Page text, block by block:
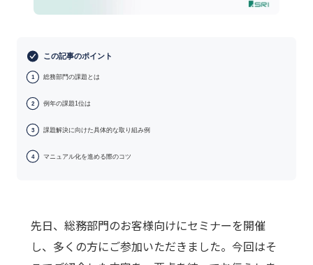
この記事のポイント
1 総務部門の課題とは
2 例年の課題1位は
3 課題解決に向けた具体的な取り組み例
4 マニュアル化を進める際のコツ
先日、総務部門のお客様向けにセミナーを開催
し、多くの方にご参加いただきました。今回はそ